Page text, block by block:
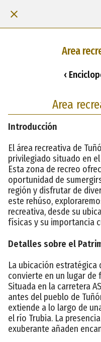
Area
‹
Area
Introducción
El área recreativa de
privilegiado situado en
Esta zona de recreo
oportunidad de
región y disfrutar de
este rehúso,
recreativa, desde su
físicas y su importancia
Detalles sobre el
La ubicación estratégica
convierte en un lugar de
Situada en la carretera
antes del pueblo de
extiende a lo largo de
el río Trubia. La
exuberante añaden